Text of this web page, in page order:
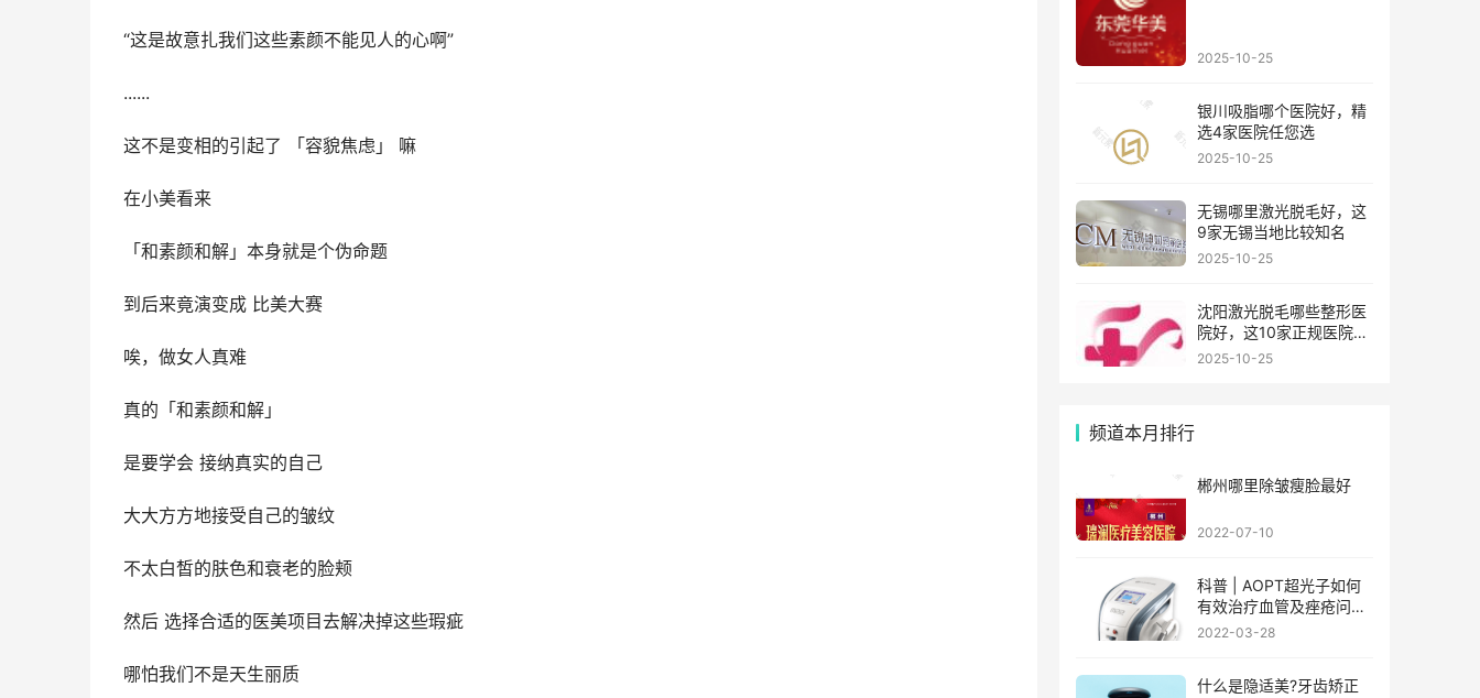
“这是故意扎我们这些素颜不能见人的心啊”
......
这不是变相的引起了 「容貌焦虑」 嘛
在小美看来
「和素颜和解」本身就是个伪命题
到后来竟演变成 比美大赛
唉，做女人真难
真的「和素颜和解」
是要学会 接纳真实的自己
大大方方地接受自己的皱纹
不太白皙的肤色和衰老的脸颊
然后 选择合适的医美项目去解决掉这些瑕疵
哪怕我们不是天生丽质
2025-10-25
银川吸脂哪个医院好，精
选4家医院任您选
2025-10-25
无锡哪里激光脱毛好，这
9家无锡当地比较知名
2025-10-25
沈阳激光脱毛哪些整形医
院好，这10家正规医院值
得你看看
2025-10-25
频道本月排行
郴州哪里除皱瘦脸最好
2022-07-10
科普 | AOPT超光子如何
有效治疗血管及痤疮问
题?
2022-03-28
什么是隐适美?牙齿矫正